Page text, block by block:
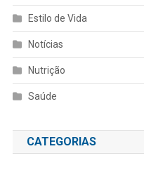
Estilo de Vida
Notícias
Nutrição
Saúde
CATEGORIAS